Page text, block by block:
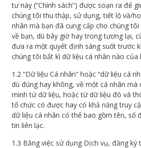
tư này (“Chính sách”) được soạn ra để
chúng tôi thu thập, sử dụng, tiết lộ và/
nhân mà bạn đã cung cấp cho chúng
về bạn, dù bây giờ hay trong tương lại,
đưa ra một quyết định sáng suốt trước
chúng tôi bất kì dữ liệu cá nhân nào của
1.2 “Dữ liệu Cá nhân” hoặc “dữ liệu cá
dù đúng hay không, về một cá nhân
minh từ dữ liệu, hoặc từ dữ liệu đó và
tổ chức có được hay có khả năng truy
dữ liệu cá nhân có thể bao gồm tên, số
tin liên lạc.
1.3 Bằng việc sử dụng Dịch vụ, đăng ký